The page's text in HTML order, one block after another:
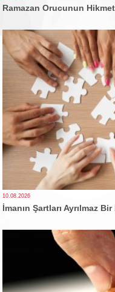
Ramazan Orucunun
10.08.2026
İmanın Şartları Ayrılmaz